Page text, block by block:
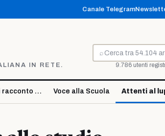
Canale Telegram
IN RETE.
⌕
Cerca
9.786 utenti
racconto … Voce alla Scuola Attenti al